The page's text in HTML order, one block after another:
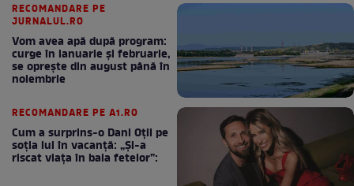
RECOMANDARE PE
JURNALUL.RO
Vom avea apă după program:
curge în ianuarie și februarie,
se oprește din august până în
noiembrie
RECOMANDARE PE A1.RO
Cum a surprins-o Dani Oțil pe
soția lui în vacanță: „Și-a
riscat viața în baia fetelor”: